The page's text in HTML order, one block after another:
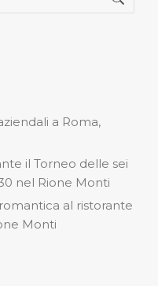
a Roma,
il Torneo delle sei
nel Rione Monti
al ristorante
Monti